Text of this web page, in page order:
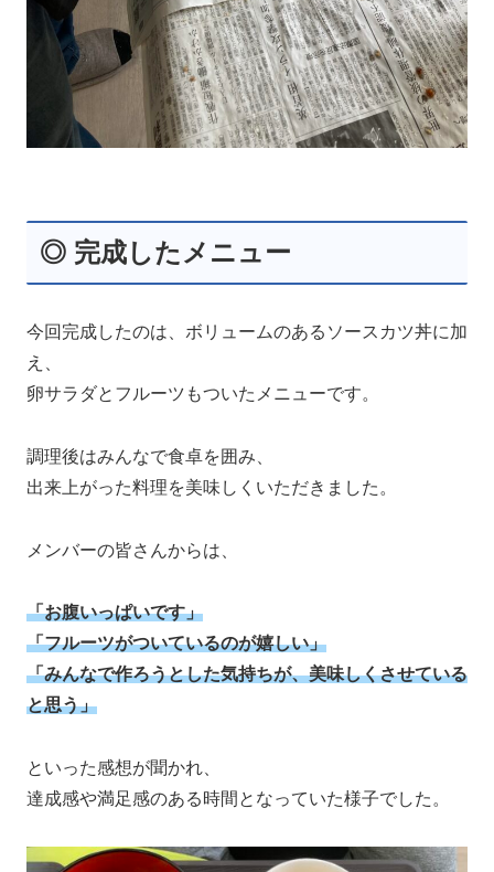
◎ 完成したメニュー
今回完成したのは、ボリュームのあるソースカツ丼に加
え、
卵サラダとフルーツもついたメニューです。
調理後はみんなで食卓を囲み、
出来上がった料理を美味しくいただきました。
メンバーの皆さんからは、
「お腹いっぱいです」
「フルーツがついているのが嬉しい」
「みんなで作ろうとした気持ちが、美味しくさせている
と思う」
といった感想が聞かれ、
達成感や満足感のある時間となっていた様子でした。